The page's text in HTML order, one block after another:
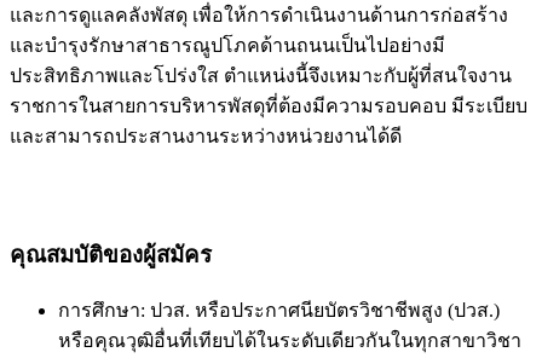
และการดูแลคลังพัสดุ เพื่อให้การดำเนินงานด้านการก่อสร้าง
และบำรุงรักษาสาธารณูปโภคด้านถนนเป็นไปอย่างมี
ประสิทธิภาพและโปร่งใส ตำแหน่งนี้จึงเหมาะกับผู้ที่สนใจงาน
ราชการในสายการบริหารพัสดุที่ต้องมีความรอบคอบ มีระเบียบ
และสามารถประสานงานระหว่างหน่วยงานได้ดี
คุณสมบัติของผู้สมัคร
การศึกษา: ปวส. หรือประกาศนียบัตรวิชาชีพสูง (ปวส.)
หรือคุณวุฒิอื่นที่เทียบได้ในระดับเดียวกันในทุกสาขาวิชา